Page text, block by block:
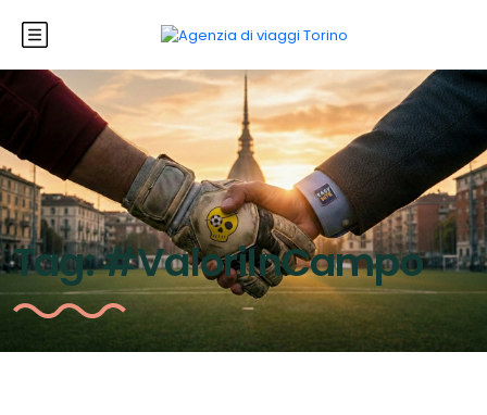
Tag:#ValoriInCampo